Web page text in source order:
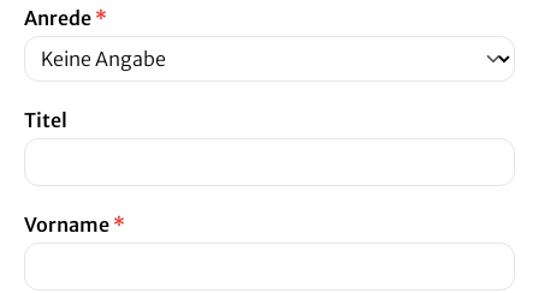
Anrede *
Titel
Vorname *